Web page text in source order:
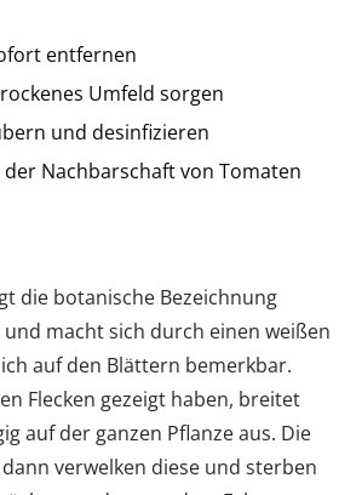
entfernen
Umfeld sorgen
und desinfizieren
Nachbarschaft von Tomaten
die botanische Bezeichnung
macht sich durch einen weißen
auf den Blättern bemerkbar.
Flecken gezeigt haben, breitet
auf der ganzen Pflanze aus. Die
verwelken diese und sterben